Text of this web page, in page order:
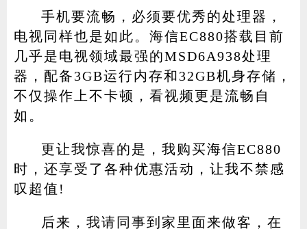
手机要流畅，必须要优秀的处理器，
电视同样也是如此。海信EC880搭载目前
几乎是电视领域最强的MSD6A938处理
器，配备3GB运行内存和32GB机身存储，
不仅操作上不卡顿，看视频更是流畅自
如。
更让我惊喜的是，我购买海信EC880
时，还享受了各种优惠活动，让我不禁感
叹超值!
后来，我请同事到家里面来做客，在